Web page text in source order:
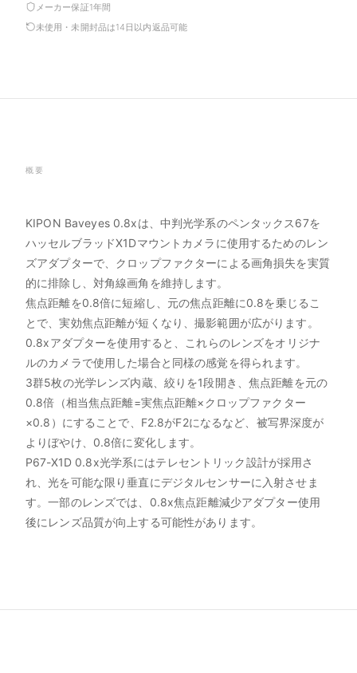
メーカー保証1年間
未使用・未開封品は14日以内返品可能
概要
KIPON Baveyes 0.8xは、中判光学系のペンタックス67を
ハッセルブラッドX1Dマウントカメラに使用するためのレン
ズアダプターで、クロップファクターによる画角損失を実質
的に排除し、対角線画角を維持します。
焦点距離を0.8倍に短縮し、元の焦点距離に0.8を乗じるこ
とで、実効焦点距離が短くなり、撮影範囲が広がります。
0.8xアダプターを使用すると、これらのレンズをオリジナ
ルのカメラで使用した場合と同様の感覚を得られます。
3群5枚の光学レンズ内蔵、絞りを1段開き、焦点距離を元の
0.8倍（相当焦点距離=実焦点距離×クロップファクター
×0.8）にすることで、F2.8がF2になるなど、被写界深度が
よりぼやけ、0.8倍に変化します。
P67-X1D 0.8x光学系にはテレセントリック設計が採用さ
れ、光を可能な限り垂直にデジタルセンサーに入射させま
す。一部のレンズでは、0.8x焦点距離減少アダプター使用
後にレンズ品質が向上する可能性があります。